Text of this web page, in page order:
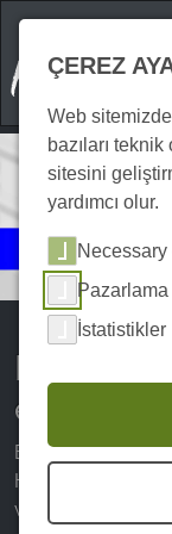
Etkinlikler
Diğer
Harz
etkinlikler
Bilinen festivaller,
Harz Dağları'nda
verici etkinlik
ÇEREZ
Web
bazıları
sitesini
yardımcı olur.
Pazarlama
İstatistikler